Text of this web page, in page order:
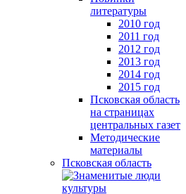
литературы
2010 год
2011 год
2012 год
2013 год
2014 год
2015 год
Псковская область
на страницах
центральных газет
Методические
материалы
Псковская область